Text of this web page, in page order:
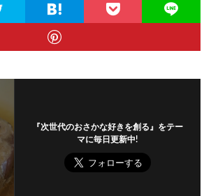
『次世代のおさかな好きを創る』をテー
マに毎日更新中!